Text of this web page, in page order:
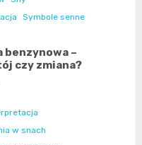
Symbole senne
benzynowa –
czy zmiana?
w snach